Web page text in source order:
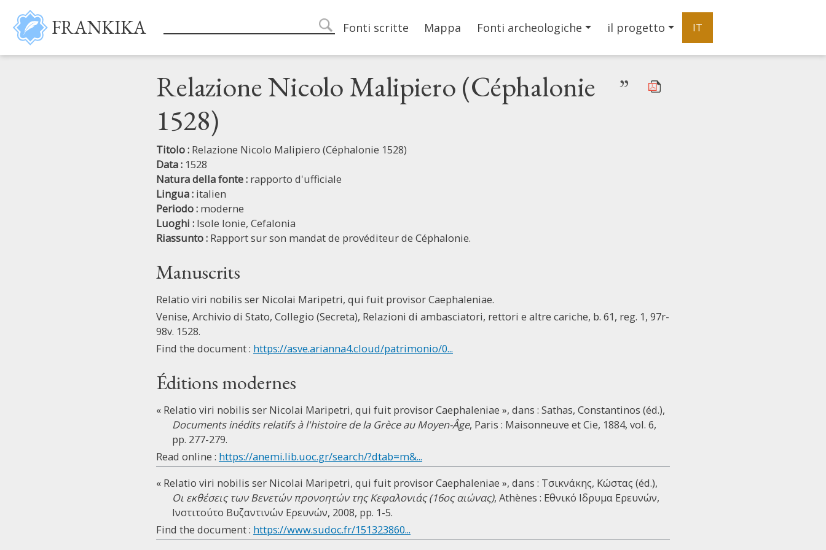
Salta al contenuto principale
FRANKIKA search
Main navigation
Fonti scritte Mappa Fonti archeologiche il progetto IT
Relazione Nicolo Malipiero (Céphalonie
1528)
”
Titolo : Relazione Nicolo Malipiero (Céphalonie 1528)
Data : 1528
Natura della fonte : rapporto d'ufficiale
Lingua : italien
Periodo : moderne
Luoghi : Isole Ionie, Cefalonia
Riassunto : Rapport sur son mandat de provéditeur de Céphalonie.
Manuscrits
Relatio viri nobilis ser Nicolai Maripetri, qui fuit provisor Caephaleniae.
Venise, Archivio di Stato, Collegio (Secreta), Relazioni di ambasciatori, rettori e altre cariche, b. 61, reg. 1, 97r-
98v. 1528.
Find the document : https://asve.arianna4.cloud/patrimonio/0...
Éditions modernes
« Relatio viri nobilis ser Nicolai Maripetri, qui fuit provisor Caephaleniae », dans : Sathas, Constantinos (éd.),
Documents inédits relatifs à l'histoire de la Grèce au Moyen-Âge, Paris : Maisonneuve et Cie, 1884, vol. 6,
pp. 277-279.
Read online : https://anemi.lib.uoc.gr/search/?dtab=m&...
« Relatio viri nobilis ser Nicolai Maripetri, qui fuit provisor Caephaleniae », dans : Τσικνάκης, Κώστας (éd.),
Οι εκθέσεις των Βενετών προνοητών της Κεφαλονιάς (16ος αιώνας), Athènes : Εθνικό Ιδρυμα Ερευνών,
Ινστιτούτο Βυζαντινών Ερευνών, 2008, pp. 1-5.
Find the document : https://www.sudoc.fr/151323860...